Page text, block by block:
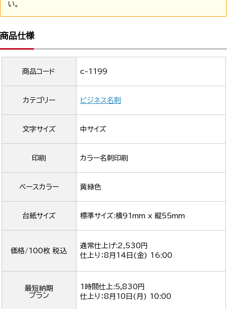
い。
商品仕様
商品コード c-1199
カテゴリー ビジネス名刺
文字サイズ 中サイズ
印刷 カラー名刺印刷
ベースカラー 黄緑色
台紙サイズ 標準サイズ:横91mm x 縦55mm
価格/100枚 税込
通常仕上げ:2,530円
仕上り：8月14日(金) 16:00
最短納期
プラン
1時間仕上:5,830円
仕上り：8月10日(月) 10:00